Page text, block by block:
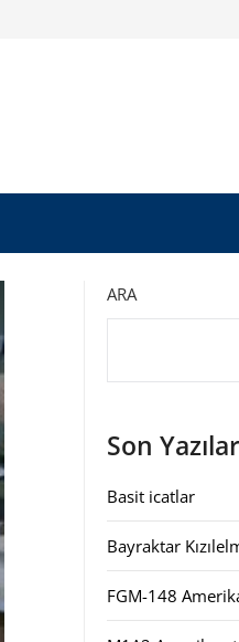
ARA
Son Yazılar
Basit icatlar
Bayraktar
FGM-148